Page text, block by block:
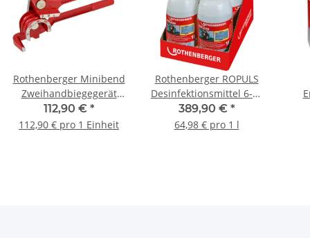
Rothenberger Minibend
Zweihandbiegegerät
25150
112,90 € *
112,90 € pro 1 Einheit
Rothenberger ROPULS
Desinfektionsmittel 6-er
Pack 1500000157
389,90 € *
64,98 € pro 1 l